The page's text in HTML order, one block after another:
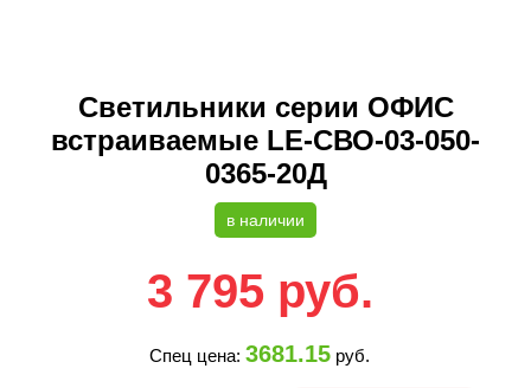
Светильники серии ОФИС
встраиваемые LE-СВО-03-050-
0365-20Д
в наличии
3 795 руб.
Спец цена: 3681.15 руб.